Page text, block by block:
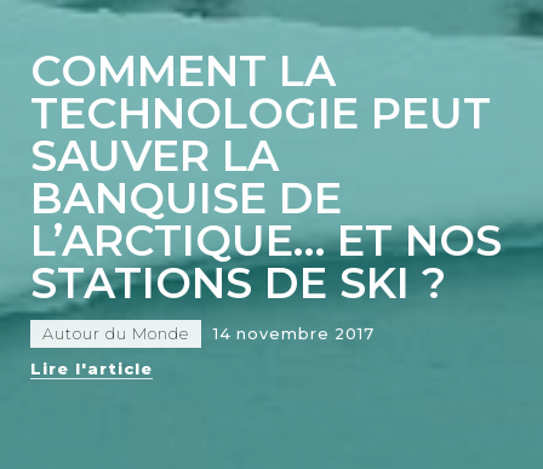
COMMENT LA
TECHNOLOGIE PEUT
SAUVER LA
BANQUISE DE
L’ARCTIQUE… ET NOS
STATIONS DE SKI ?
Autour du Monde
14 novembre 2017
Lire l'article